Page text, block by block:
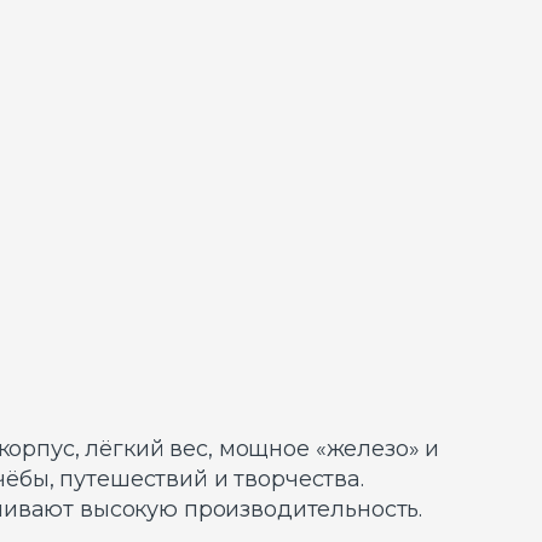
лёгкий вес, мощное «железо» и
путешествий и творчества.
высокую производительность.